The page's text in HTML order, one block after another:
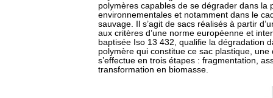
polymères capables de se dégrader dans la
environnementales et notamment dans le
sauvage. Il s’agit de sacs réalisés à partir
aux critères d’une norme européenne et
baptisée Iso 13 432, qualifie la dégradation
polymère qui constitue ce sac plastique, une
s’effectue en trois étapes : fragmentation,
transformation en biomasse.